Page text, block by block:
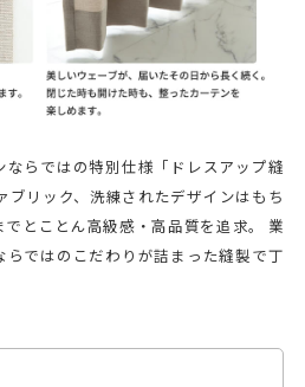
ならではの特別仕様「ドレスアップ縫
ブリック、洗練されたデザインはもち
とことん高級感・高品質を追求。 業
ではのこだわりが詰まった縫製で丁